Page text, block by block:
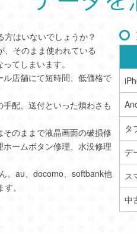
はいないでしょうか？
そのまま使われている
てしまいます。
店舗にて短時間、低価格で
配、送付といった煩わさも
のままで液晶画面の破損修
ームボタン修理、水没修理
。au、docomo、softbank他
。
タ
デ
ス
中